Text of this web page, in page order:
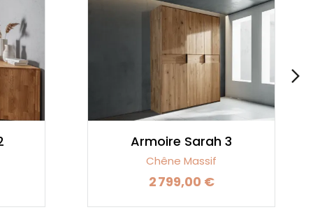
Armoire Sarah 3
Chêne Massif
Prix
2 799,00 €